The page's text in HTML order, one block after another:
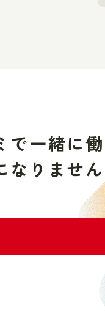
で一緒に働
な り ません